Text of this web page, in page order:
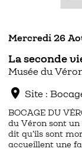
Mercredi 26
La seconde
Musée du
location_on Site :
BOCAGE DU
du Véron sont
dit qu’ils sont
accueillent une